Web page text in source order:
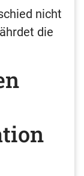
nicht
die